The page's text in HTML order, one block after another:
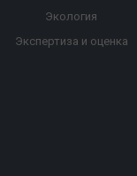
Экология
Экспертиза и оценка